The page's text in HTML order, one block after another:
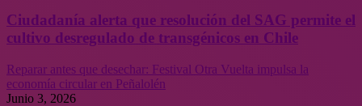
Ciudadanía alerta que resolución del SAG permite el
cultivo desregulado de transgénicos en Chile
Reparar antes que desechar: Festival Otra Vuelta impulsa la
economía circular en Peñalolén
Junio 3, 2026